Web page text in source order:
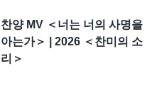
찬양 MV ＜너는 너의 사명을
아는가＞ | 2026 ＜찬미의 소
리＞